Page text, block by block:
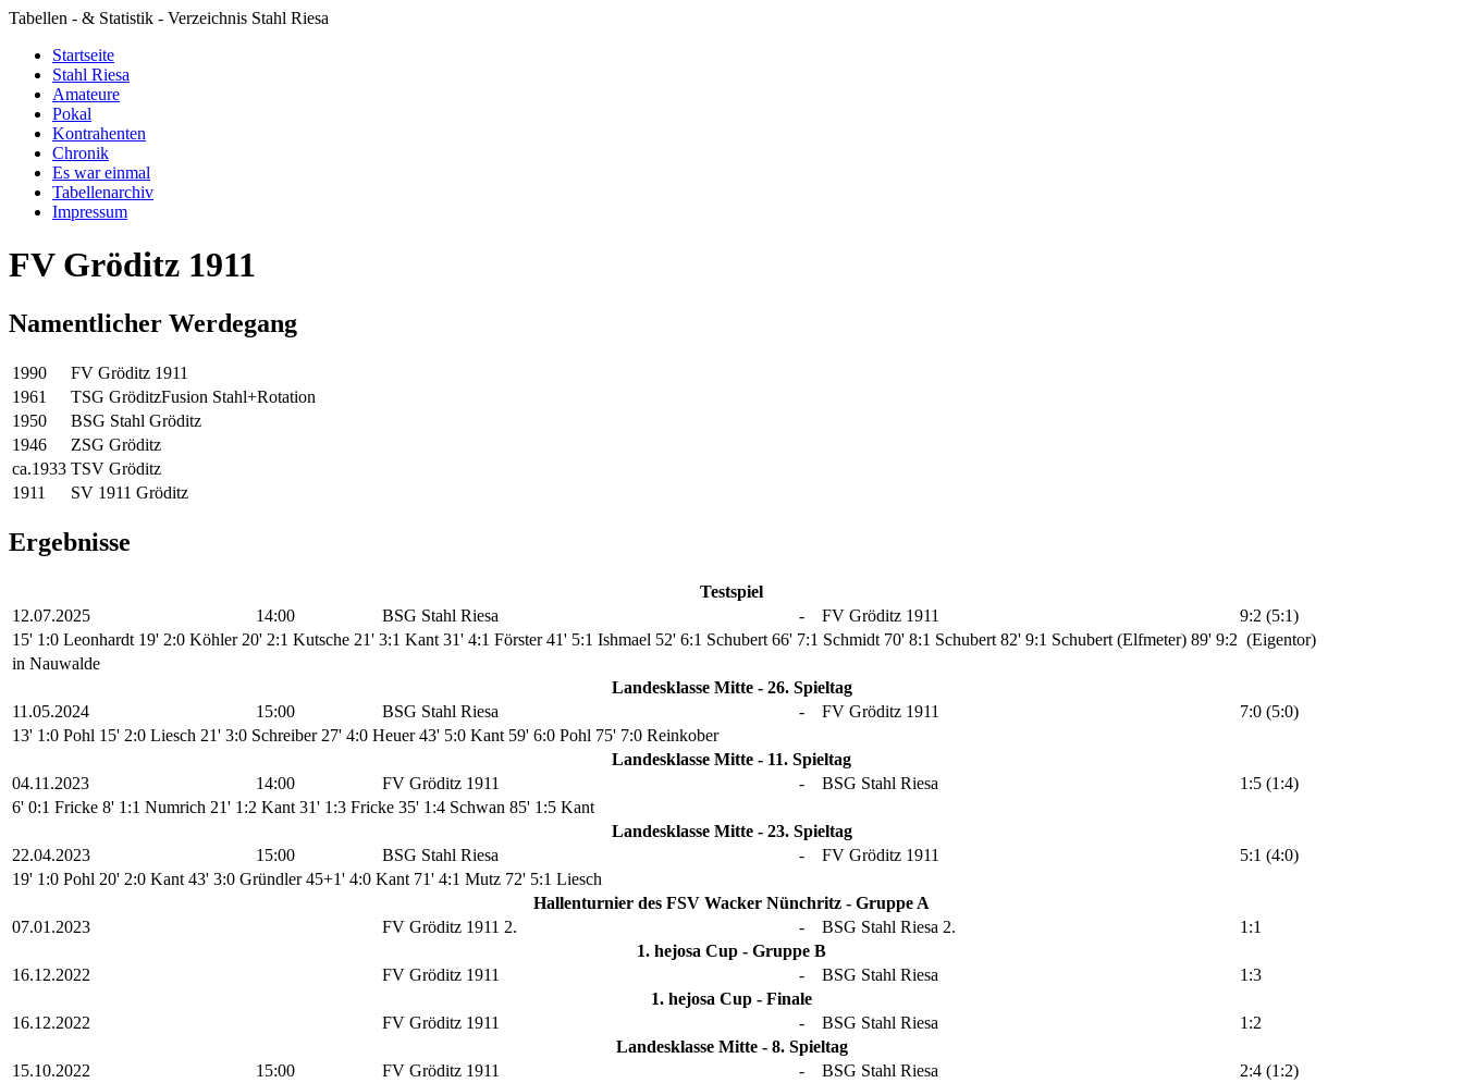
Tabellen - & Statistik - Verzeichnis Stahl Riesa
Startseite
Stahl Riesa
Amateure
Pokal
Kontrahenten
Chronik
Es war einmal
Tabellenarchiv
Impressum
FV Gröditz 1911
Namentlicher Werdegang
1990
FV Gröditz 1911
1961
TSG GröditzFusion Stahl+Rotation
1950
BSG Stahl Gröditz
1946
ZSG Gröditz
ca.1933 TSV Gröditz
1911
SV 1911 Gröditz
Ergebnisse
Testspiel
12.07.2025
14:00 BSG Stahl Riesa - FV Gröditz 1911
9:2 (5:1)
15' 1:0 Leonhardt 19' 2:0 Köhler 20' 2:1 Kutsche 21' 3:1 Kant 31' 4:1 Förster41' 5:1 Ishmael 52' 6:1 Schubert 66' 7:1 Schmidt 70' 8:1 Schubert 82' 9:1 Schubert (Elfmeter) 89' 9:2 (Eigentor)
in Nauwalde
Landesklasse Mitte - 26. Spieltag
11.05.2024
15:00 BSG Stahl Riesa - FV Gröditz 1911
7:0 (5:0)
13' 1:0 Pohl 15' 2:0 Liesch 21' 3:0 Schreiber 27' 4:0 Heuer43' 5:0 Kant 59' 6:0 Pohl 75' 7:0 Reinkober
Landesklasse Mitte - 11. Spieltag
04.11.2023
14:00 FV Gröditz 1911 - BSG Stahl Riesa
1:5 (1:4)
6' 0:1 Fricke 8' 1:1 Numrich 21' 1:2 Kant 31' 1:3 Fricke 35' 1:4 Schwan 85' 1:5 Kant
Landesklasse Mitte - 23. Spieltag
22.04.2023
15:00 BSG Stahl Riesa - FV Gröditz 1911
5:1 (4:0)
19' 1:0 Pohl 20' 2:0 Kant 43' 3:0 Gründler45+1' 4:0 Kant 71' 4:1 Mutz 72' 5:1 Liesch
Hallenturnier des FSV Wacker Nünchritz - Gruppe A
07.01.2023
FV Gröditz 1911 2. - BSG Stahl Riesa 2.
1:1
1. hejosa Cup - Gruppe B
16.12.2022
FV Gröditz 1911 - BSG Stahl Riesa
1:3
1. hejosa Cup - Finale
16.12.2022
FV Gröditz 1911 - BSG Stahl Riesa
1:2
Landesklasse Mitte - 8. Spieltag
15.10.2022
15:00 FV Gröditz 1911 - BSG Stahl Riesa
2:4 (1:2)